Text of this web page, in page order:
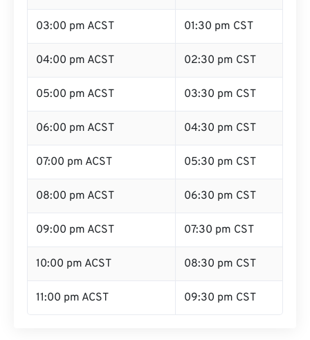
03:00 pm ACST 01:30 pm CST
04:00 pm ACST 02:30 pm CST
05:00 pm ACST 03:30 pm CST
06:00 pm ACST 04:30 pm CST
07:00 pm ACST 05:30 pm CST
08:00 pm ACST 06:30 pm CST
09:00 pm ACST 07:30 pm CST
10:00 pm ACST 08:30 pm CST
11:00 pm ACST 09:30 pm CST